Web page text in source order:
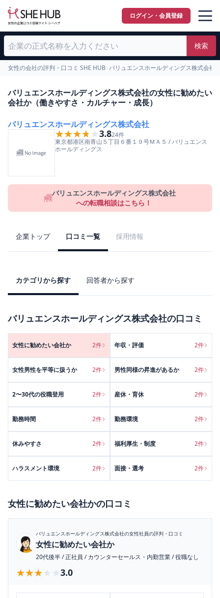
ログイン・会員登録
検索
女性の会社の評判・口コミ SHE HUB バリュエンスホールディングス株式会社
バリュエンスホールディングス株式会社の女性に勧めたい
会社か（働きやすさ・カルチャー・成長）
バリュエンスホールディングス株式会社
★★★★★
★★★★★3.824件
東京都港区南青山５丁目６番１９号ＭＡ５ /バリュエンス
ホールディングス
バリュエンスホールディングス株式会社
への転職相談はこちら！
企業トップ 口コミ一覧 採用情報
カテゴリから探す 回答者から探す
バリュエンスホールディングス株式会社の口コミ
女性に勧めたい会社か 2件 年収・評価 2件
女性男性を平等に扱うか 2件 男性同様の昇進があるか 2件
2〜30代の役職登用 2件 産休・育休 2件
勤務時間 2件 勤務環境 2件
休みやすさ 2件 福利厚生・制度 2件
ハラスメント環境 2件 面接・選考 2件
女性に勧めたい会社かの口コミ
バリュエンスホールディングス株式会社の女性社員の評判・口コミ
女性に勧めたい会社か
20代後半/正社員 /カウンターセールス・内勤営業/役職なし
★★★★★
★★★★★ 3.0